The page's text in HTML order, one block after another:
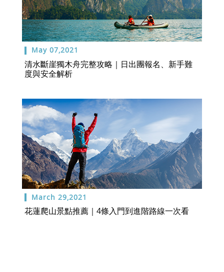
May 07,2021
清水斷崖獨木舟完整攻略｜日出團報名、新手難
度與安全解析
March 29,2021
花蓮爬山景點推薦｜4條入門到進階路線一次看